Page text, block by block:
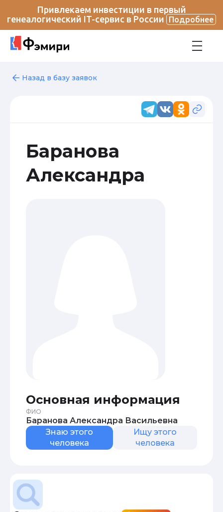
Привлекаем инвестиции в первый
генеалогический IT-сервис в России
Подробнее
Назад в базу заявок
Баранова
Александра
Основная информация
ФИО
Баранова Александра Васильевна
Знаю этого
человека
Ищу этого
человека